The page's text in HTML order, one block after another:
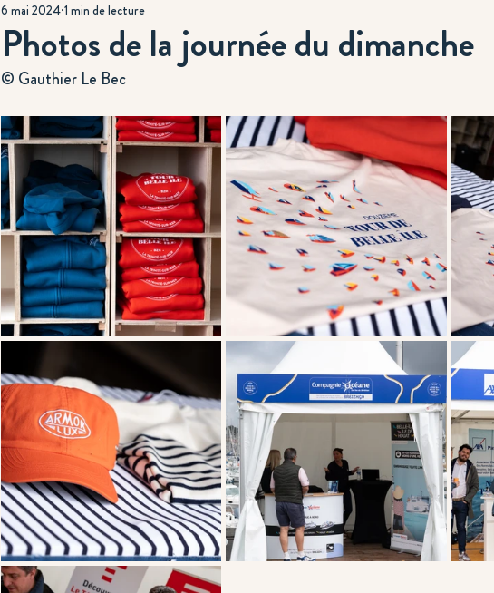
Photos de la journée du dimanche
6 mai 2024 1 min de lecture
© Gauthier Le Bec